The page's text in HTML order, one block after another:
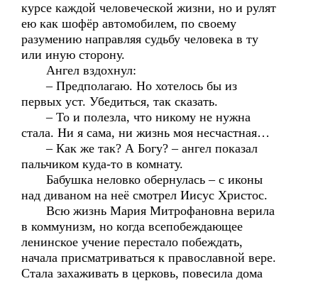
курсе каждой человеческой жизни, но и рулят
ею как шофёр автомобилем, по своему
разумению направляя судьбу человека в ту
или иную сторону.
Ангел вздохнул:
– Предполагаю. Но хотелось бы из
первых уст. Убедиться, так сказать.
– То и полезла, что никому не нужна
стала. Ни я сама, ни жизнь моя несчастная…
– Как же так? А Богу? – ангел показал
пальчиком куда-то в комнату.
Бабушка неловко обернулась – с иконы
над диваном на неё смотрел Иисус Христос.
Всю жизнь Мария Митрофановна верила
в коммунизм, но когда всепобеждающее
ленинское учение перестало побеждать,
начала присматриваться к православной вере.
Стала захаживать в церковь, повесила дома